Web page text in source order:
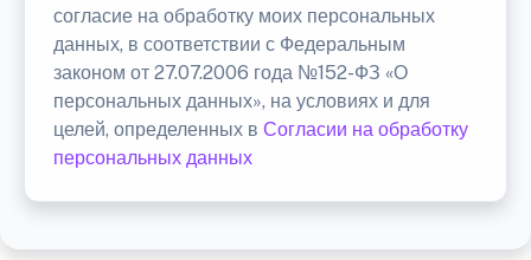
согласие на обработку моих персональных
данных, в соответствии с Федеральным
законом от 27.07.2006 года №152-ФЗ «О
персональных данных», на условиях и для
целей, определенных в Согласии на обработку
персональных данных